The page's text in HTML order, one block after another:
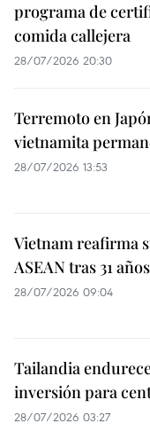
programa de
comida callejera
28/07/2026 20:30
Terremoto en
vietnamita
28/07/2026 13:53
Vietnam reafirma
ASEAN tras 31
28/07/2026 09:04
Tailandia
inversión para
28/07/2026 03:27